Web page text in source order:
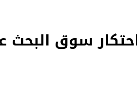
سوق البحث